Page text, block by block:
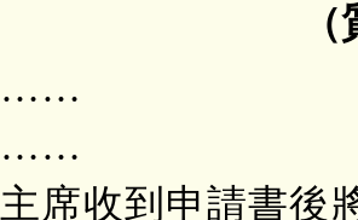
……
……
席收到申請書後